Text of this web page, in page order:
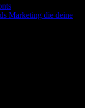
Marketing die deine